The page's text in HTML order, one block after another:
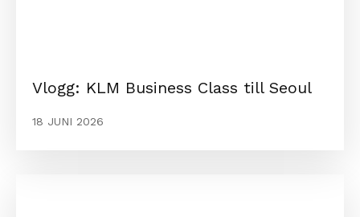
Vlogg: KLM Business Class till Seoul
18 JUNI 2026